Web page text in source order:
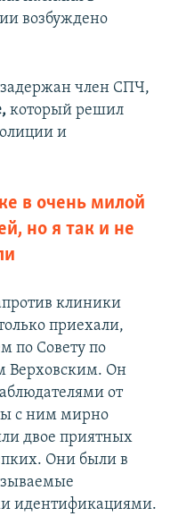
возбуждено
член СПЧ,
который решил
и
в очень милой
но я так и не
клиники
приехали,
по Совету по
Верховским. Он
от
с ним мирно
двое приятных
Они были в
идентификациями.